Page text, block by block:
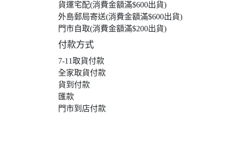
貨運宅配(消費金額滿$600出貨)
外島郵局寄送(消費金額滿$600出貨)
門市自取(消費金額滿$200出貨)
付款方式
7-11取貨付款
全家取貨付款
貨到付款
匯款
門市到店付款